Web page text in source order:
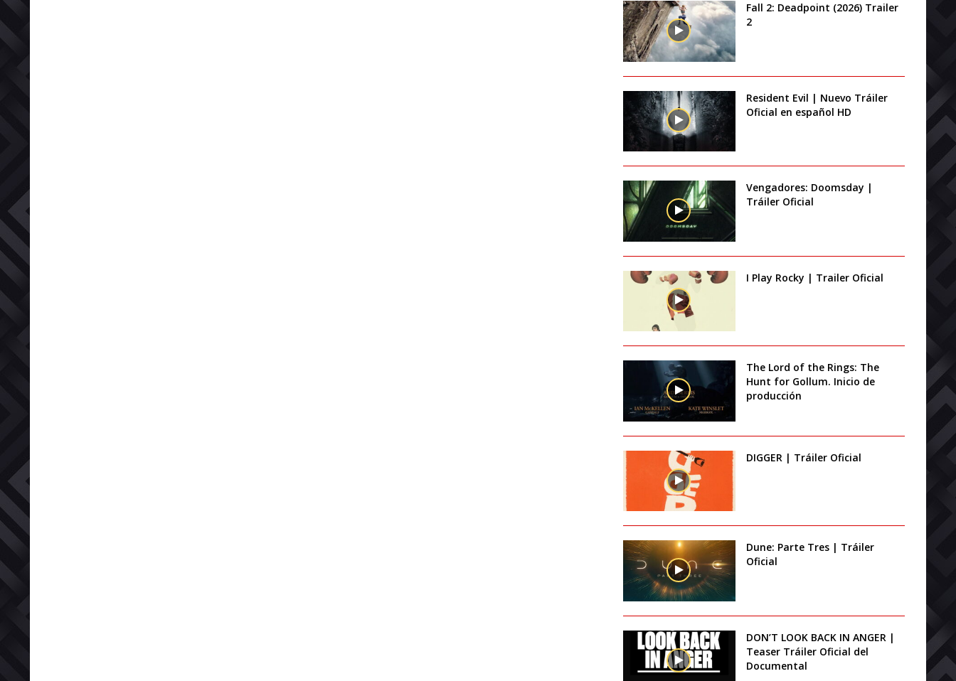
Fall 2: Deadpoint (2026) Trailer
2
Resident Evil | Nuevo Tráiler
Oficial en español HD
Vengadores: Doomsday |
Tráiler Oficial
I Play Rocky | Trailer Oficial
The Lord of the Rings: The
Hunt for Gollum. Inicio de
producción
DIGGER | Tráiler Oficial
Dune: Parte Tres | Tráiler
Oficial
DON’T LOOK BACK IN ANGER |
Teaser Tráiler Oficial del
Documental